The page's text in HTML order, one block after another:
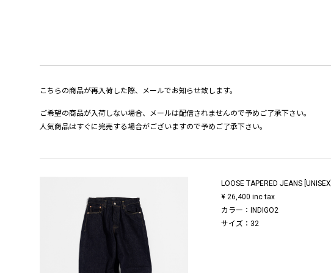
こちらの商品が再入荷した際、メールでお知らせ致します。
ご希望の商品が入荷しない場合、メールは配信されませんので予めご了承下さい。
人気商品はすぐに完売する場合がございますので予めご了承下さい。
LOOSE TAPERED JEANS [UNISEX]
¥ 26,400 inc tax
カラー：INDIGO2
サイズ：32